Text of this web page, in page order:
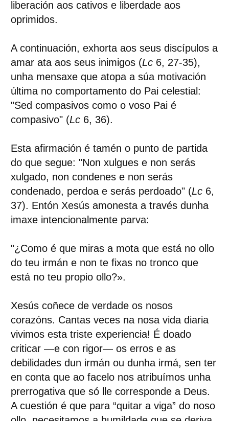
liberación aos cativos e liberdade aos
oprimidos.
A continuación, exhorta aos seus discípulos a
amar ata aos seus inimigos (Lc6, 27-35),
unha mensaxe que atopa a súa motivación
última no comportamento do Pai celestial:
"Sed compasivos como o voso Pai é
compasivo" (Lc6, 36).
Esta afirmación é tamén o punto de partida
do que segue: "Non xulgues e non serás
xulgado, non condenes e non serás
condenado, perdoa e serás perdoado" (Lc6,
37). Entón Xesús amonesta a través dunha
imaxe intencionalmente parva:
"¿Como é que miras a mota que está no ollo
do teu irmán e non te fixas no tronco que
está no teu propio ollo?».
Xesús coñece de verdade os nosos
corazóns. Cantas veces na nosa vida diaria
vivimos esta triste experiencia! É doado
criticar —e con rigor— os erros e as
debilidades dun irmán ou dunha irmá, sen ter
en conta que ao facelo nos atribuímos unha
prerrogativa que só lle corresponde a Deus.
A cuestión é que para “quitar a viga” do noso